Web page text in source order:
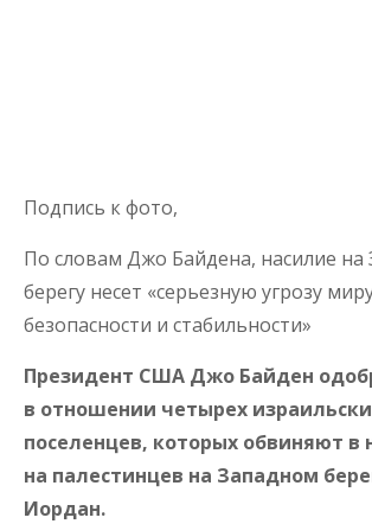
Подпись к фото,
По словам Джо Байдена, насилие на
берегу несет «серьезную угрозу
безопасности и стабильности»
Президент США Джо Байден
в отношении четырех
поселенцев, которых обвиняют в
на палестинцев на Западном
Иордан.